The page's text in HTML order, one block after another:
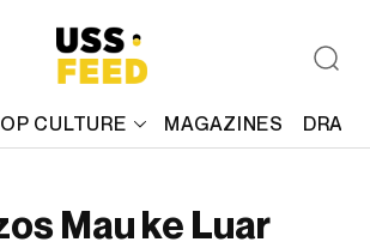
CULTURE MAGAZINES
Mau ke Luar